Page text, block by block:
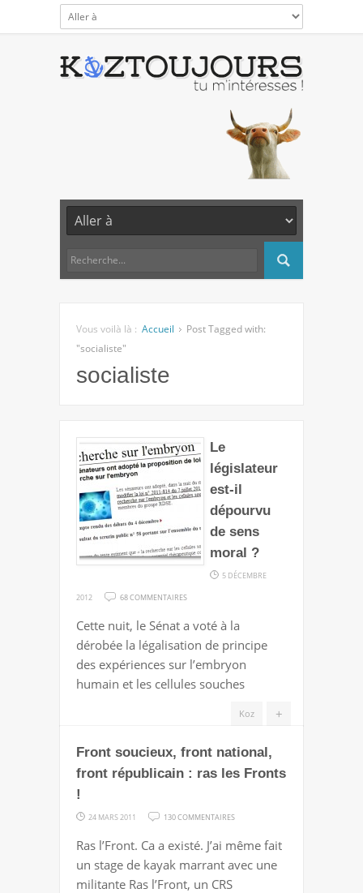
Vous voilà là : Accueil
Post Tagged with:
"socialiste"
socialiste
Le
législateur
est-il
dépourvu
de sens
moral ?
5 DÉCEMBRE
2012 68 COMMENTAIRES
LÉGISLATEUR
EST-
IL
DÉPOURVU
MORAL
?
Cette nuit, le Sénat a voté à la
dérobée la légalisation de principe
des expériences sur l’embryon
humain et les cellules souches
+
Koz
Front soucieux, front national,
front républicain : ras les Fronts
!
24 MARS 2011 130 COMMENTAIRES
SOUCIEUX,
FRONT
Ras l’Front. Ca a existé. J’ai même fait
un stage de kayak marrant avec une
militante Ras l’Front, un CRS